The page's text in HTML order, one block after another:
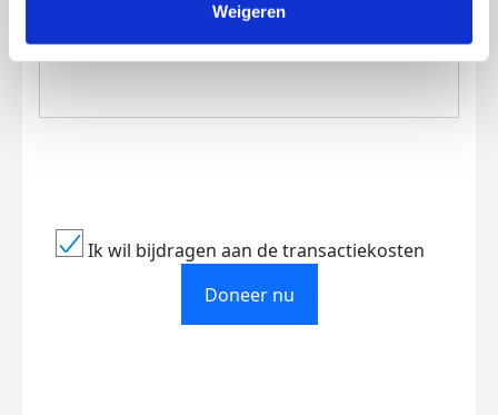
Weigeren
Referentie
Ik wil bijdragen aan de transactiekosten
Doneer nu